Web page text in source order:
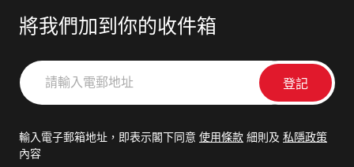
將我們加到你的收件箱
請
輸
郵
輸入電子郵箱地址，即表示閣下同意 使用條款 細則及 私隱政策
內容